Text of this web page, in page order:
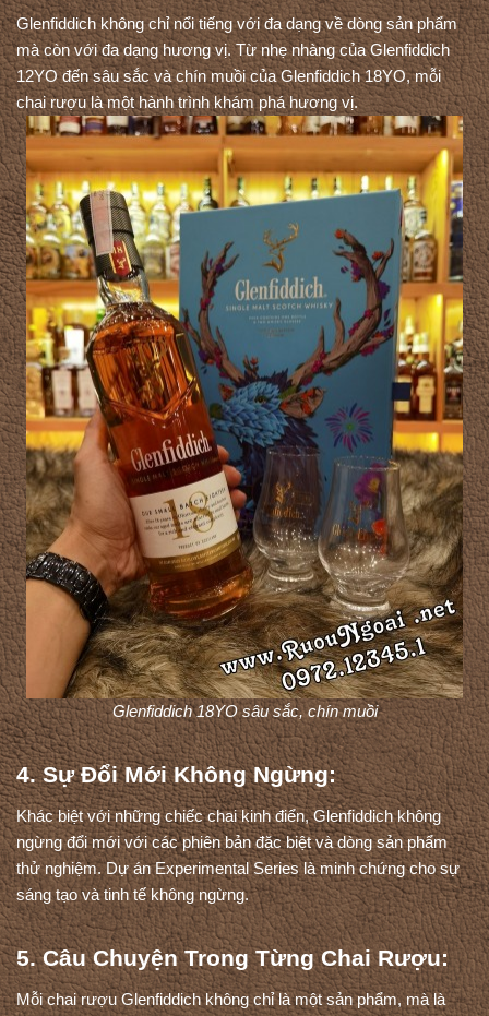
Glenfiddich không chỉ nổi tiếng với đa dạng về dòng sản phẩm
mà còn với đa dạng hương vị. Từ nhẹ nhàng của Glenfiddich
12YO đến sâu sắc và chín muồi của Glenfiddich 18YO, mỗi
chai rượu là một hành trình khám phá hương vị.
Glenfiddich 18YO sâu sắc, chín muồi
4. Sự Đổi Mới Không Ngừng:
Khác biệt với những chiếc chai kinh điển, Glenfiddich không
ngừng đổi mới với các phiên bản đặc biệt và dòng sản phẩm
thử nghiệm. Dự án Experimental Series là minh chứng cho sự
sáng tạo và tinh tế không ngừng.
5. Câu Chuyện Trong Từng Chai Rượu:
Mỗi chai rượu Glenfiddich không chỉ là một sản phẩm, mà là